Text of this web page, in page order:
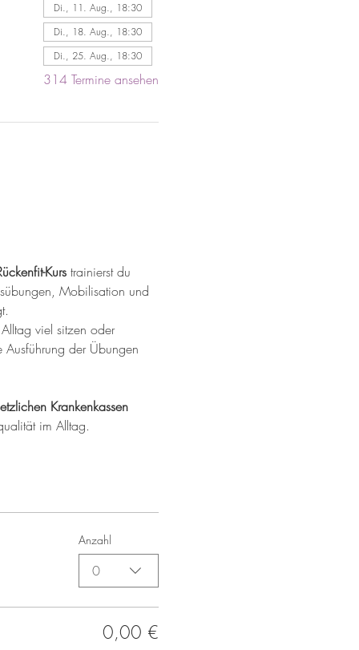
Di., 11. Aug., 18:30
Di., 18. Aug., 18:30
Di., 25. Aug., 18:30
314 Termine ansehen
Kurs trainierst du
Mobilisation und
viel sitzen oder
der Übungen
Krankenkassen
im Alltag.
Anzahl
0
0,00 €